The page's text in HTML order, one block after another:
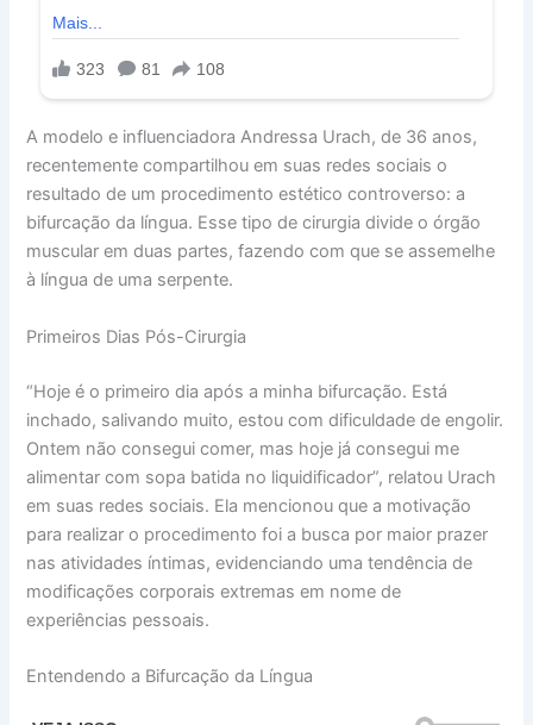
A modelo e influenciadora Andressa Urach, de 36 anos,
recentemente compartilhou em suas redes sociais o
resultado de um procedimento estético controverso: a
bifurcação da língua. Esse tipo de cirurgia divide o órgão
muscular em duas partes, fazendo com que se assemelhe
à língua de uma serpente.
Primeiros Dias Pós-Cirurgia
“Hoje é o primeiro dia após a minha bifurcação. Está
inchado, salivando muito, estou com dificuldade de engolir.
Ontem não consegui comer, mas hoje já consegui me
alimentar com sopa batida no liquidificador”, relatou Urach
em suas redes sociais. Ela mencionou que a motivação
para realizar o procedimento foi a busca por maior prazer
nas atividades íntimas, evidenciando uma tendência de
modificações corporais extremas em nome de
experiências pessoais.
Entendendo a Bifurcação da Língua